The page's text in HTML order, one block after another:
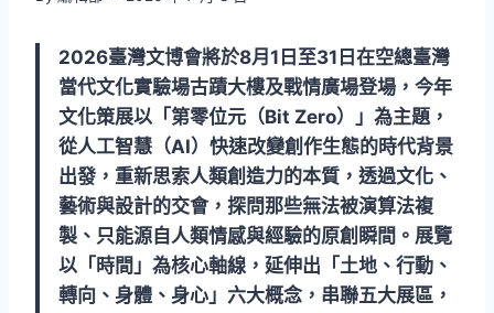
2026臺灣文博會將於8月1日至31日在空總臺灣
當代文化實驗場古蹟大樓及戰情廣場登場，今年
文化策展以「第零位元（Bit Zero）」為主題，
從人工智慧（AI）快速改變創作生態的時代背景
出發，重新思索人類創造力的本質，透過文化、
藝術與設計的交會，探問那些無法被演算法複
製、只能源自人類情感與經驗的原創瞬間。展覽
以「時間」為核心軸線，延伸出「土地、行動、
轉向、身體、身心」六大概念，串聯五大展區，